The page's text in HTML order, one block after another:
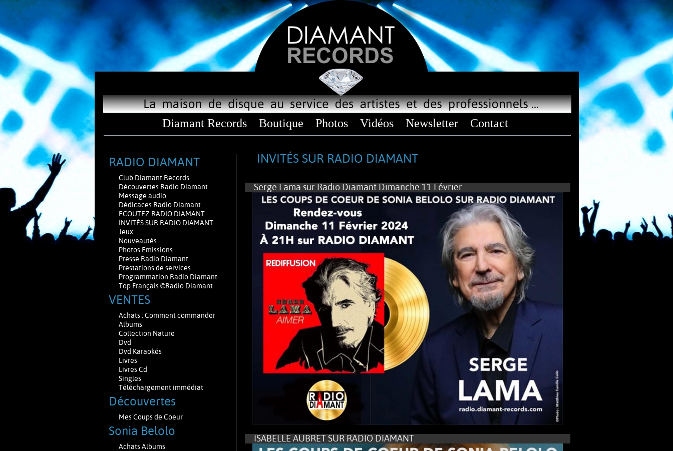
Diamant Records Boutique Photos Vidéos Newsletter Contact
RADIO DIAMANT
Club Diamant Records
Découvertes Radio Diamant
Message audio
Dédicaces Radio Diamant
ECOUTEZ RADIO DIAMANT
INVITÉS SUR RADIO DIAMANT
Jeux
Nouveautés
Photos Emissions
Presse Radio Diamant
Prestations de services
Programmation Radio Diamant
Top Français ©Radio Diamant
VENTES
Achats : Comment commander
Albums
Collection Nature
Dvd
Dvd Karaokés
Livres
Livres Cd
Singles
Téléchargement immédiat
Découvertes
Mes Coups de Coeur
Sonia Belolo
Achats Albums
INVITÉS SUR RADIO DIAMANT
Serge Lama sur Radio Diamant Dimanche 11 Février
ISABELLE AUBRET SUR RADIO DIAMANT